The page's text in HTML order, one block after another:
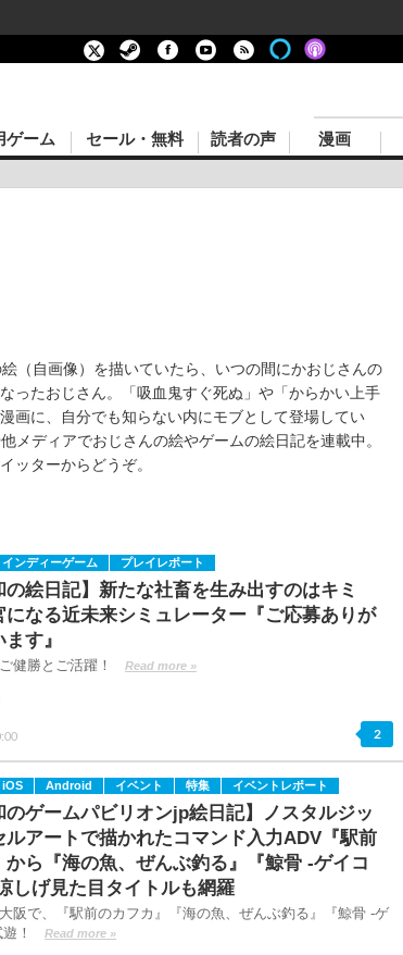
ゲーム セール・無料 読者の声 漫画
（自画像）を描いていたら、いつの間にかおじさんの
ったおじさん。「吸血鬼すぐ死ぬ」や「からかい上手
画に、自分でも知らない内にモブとして登場してい
メディアでおじさんの絵やゲームの絵日記を連載中。
ッターからどうぞ。
インディーゲーム プレイレポート
の絵日記】新たな社畜を生み出すのはキミ
になる近未来シミュレーター『ご応募ありが
す』
健勝とご活躍！ Read more »
2
iOS Android イベント 特集 イベントレポート
のゲームパビリオンjp絵日記】ノスタルジッ
ルアートで描かれたコマンド入力ADV『駅前
から『海の魚、ぜんぶ釣る』『鯨骨 -ゲイコ
しげ見た目タイトルも網羅
阪で、『駅前のカフカ』『海の魚、ぜんぶ釣る』『鯨骨 -ゲ
！
Read more »